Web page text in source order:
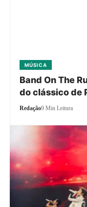
MÚSICA
Band On The
do clássico de
Redação9 Min Leitura